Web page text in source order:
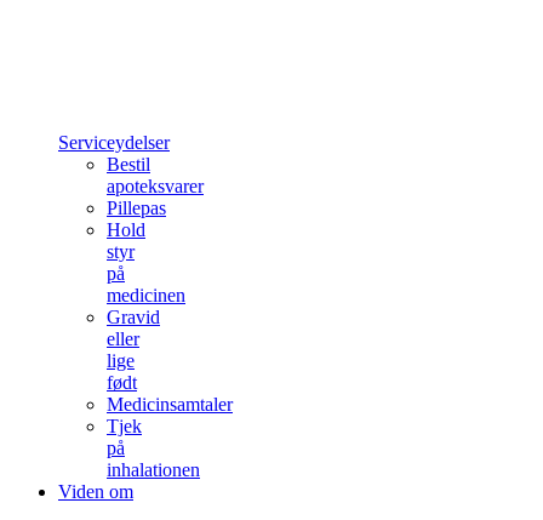
Serviceydelser
Bestil
apoteksvarer
Pillepas
Hold
styr
på
medicinen
Gravid
eller
lige
født
Medicinsamtaler
Tjek
på
inhalationen
Viden om